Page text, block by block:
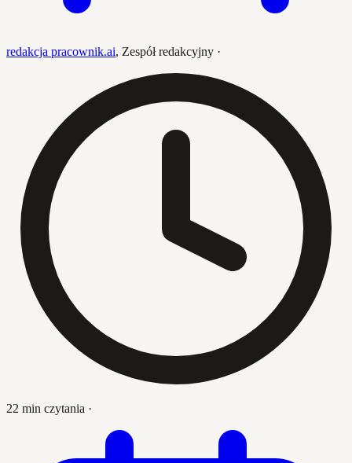
redakcja pracownik.ai, Zespół redakcyjny ·
22 min czytania ·